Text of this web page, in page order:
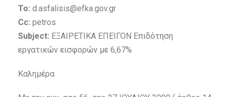
To: d.asfalisis@efka.gov.gr
Cc: petros
Subject: ΕΞΑΙΡΕΤΙΚΑ ΕΠΕΙΓΟΝ Eπιδότηση
εργατικών εισφορών με 6,67%
Καλημέρα